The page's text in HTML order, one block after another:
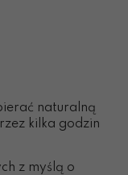
naturalną
kilka godzin
z myślą o